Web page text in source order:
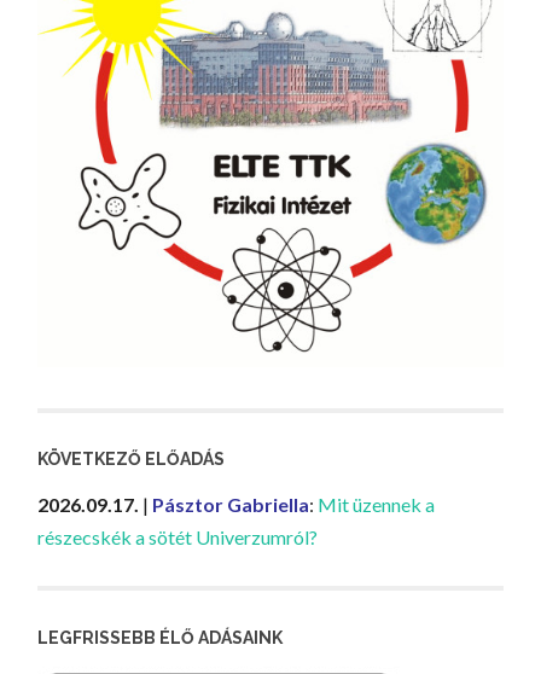
KÖVETKEZŐ ELŐADÁS
2026.09.17. | Pásztor Gabriella: Mit üzennek a
részecskék a sötét Univerzumról?
LEGFRISSEBB ÉLŐ ADÁSAINK